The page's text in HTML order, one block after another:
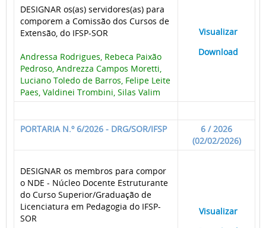
DESIGNAR os(as) servidores(as) para
comporem a Comissão dos Cursos de
Extensão, do IFSP-SOR
Andressa Rodrigues, Rebeca Paixão
Pedroso, Andrezza Campos Moretti,
Luciano Toledo de Barros, Felipe Leite
Paes, Valdinei Trombini, Silas Valim
Visualizar
Download
PORTARIA N.º 6/2026 - DRG/SOR/IFSP
6 / 2026
(02/02/2026)
DESIGNAR os membros para compor
o NDE - Núcleo Docente Estruturante
do Curso Superior/Graduação de
Licenciatura em Pedagogia do IFSP-
SOR
Visualizar